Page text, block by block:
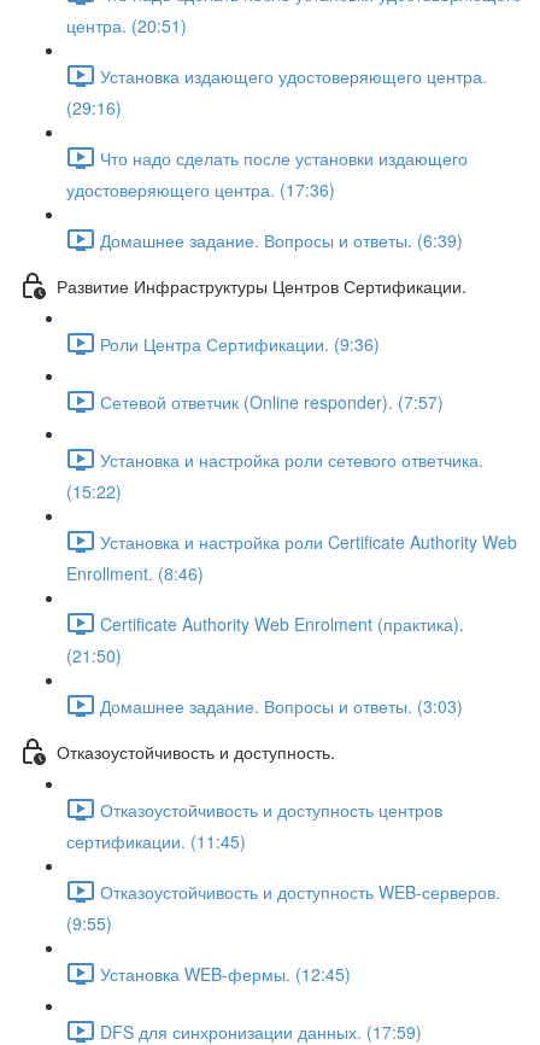
центра. (20:51)
Установка издающего удостоверяющего центра.
(29:16)
Что надо сделать после установки издающего
удостоверяющего центра. (17:36)
Домашнее задание. Вопросы и ответы. (6:39)
Развитие Инфраструктуры Центров Сертификации.
Роли Центра Сертификации. (9:36)
Сетевой ответчик (Online responder). (7:57)
Установка и настройка роли сетевого ответчика.
(15:22)
Установка и настройка роли Certificate Authority Web
Enrollment. (8:46)
Certificate Authority Web Enrolment (практика).
(21:50)
Домашнее задание. Вопросы и ответы. (3:03)
Отказоустойчивость и доступность.
Отказоустойчивость и доступность центров
сертификации. (11:45)
Отказоустойчивость и доступность WEB-серверов.
(9:55)
Установка WEB-фермы. (12:45)
DFS для синхронизации данных. (17:59)